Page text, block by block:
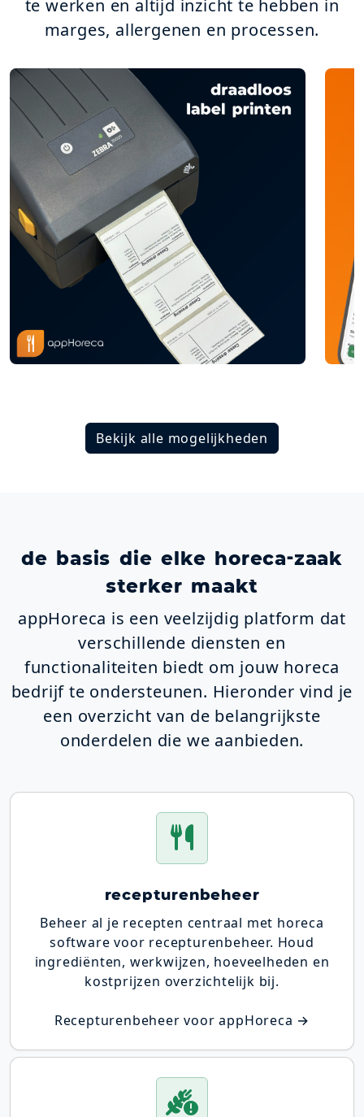
te werken en altijd inzicht te hebben in
marges, allergenen en processen.
Bekijk alle mogelijkheden
de basis die elke horeca-zaak
sterker maakt
appHoreca is een veelzijdig platform dat
verschillende diensten en
functionaliteiten biedt om jouw horeca
bedrijf te ondersteunen. Hieronder vind je
een overzicht van de belangrijkste
onderdelen die we aanbieden.
recepturenbeheer
Beheer al je recepten centraal met horeca
software voor recepturenbeheer. Houd
ingrediënten, werkwijzen, hoeveelheden en
kostprijzen overzichtelijk bij.
Recepturenbeheer voor appHoreca →